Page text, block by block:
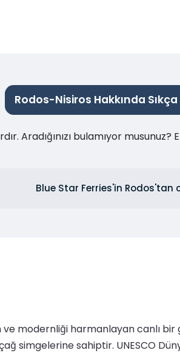
Rodos-Nisiros Hakkında
Aradığınızı bulamıyor
Blue Star Ferries'in
ve modernliği harmanlayan canlı
simgelerine sahiptir. UNESCO